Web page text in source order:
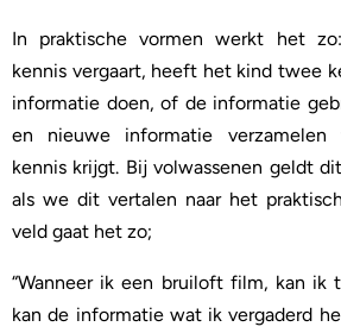
In praktische vormen werkt het
kennis vergaart, heeft het kind twee
informatie doen, of de informatie
en nieuwe informatie verzamelen
kennis krijgt. Bij volwassenen geldt
als we dit vertalen naar het
veld gaat het zo;
“Wanneer ik een bruiloft film, kan ik
kan de informatie wat ik vergaderd